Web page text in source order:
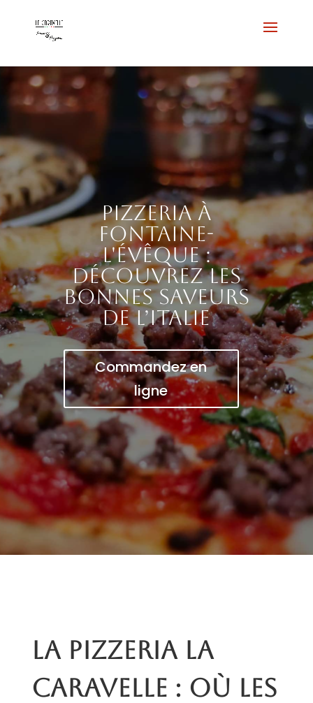
Pizzeria à
Fontaine-
l'Évêque :
découvrez les
bonnes saveurs
de l’Italie
Commandez en
ligne
La pizzeria La
Caravelle : où les